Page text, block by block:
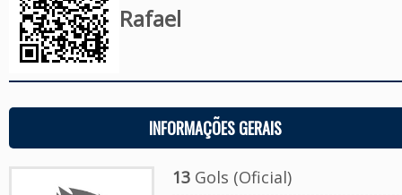
Rafael
INFORMAÇÕES GERAIS
13Gols (Oficial)